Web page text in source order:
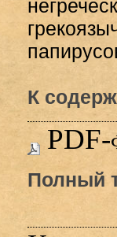
К
PDF-
Полный